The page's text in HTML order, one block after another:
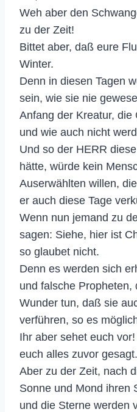
Weh aber den
zu der Zeit!
Bittet aber, daß eure
Winter.
Denn in diesen Tagen
sein, wie sie nie
Anfang der Kreatur, die
und wie auch nicht
Und so der HERR
hätte, würde kein
Auserwählten willen,
er auch diese Tage
Wenn nun jemand zu
sagen: Siehe, hier ist
so glaubet nicht.
Denn es werden sich
und falsche Propheten,
Wunder tun, daß sie
verführen, so es
Ihr aber sehet euch
euch alles zuvor gesagt.
Aber zu der Zeit, nach
Sonne und Mond ihren
und die Sterne werden